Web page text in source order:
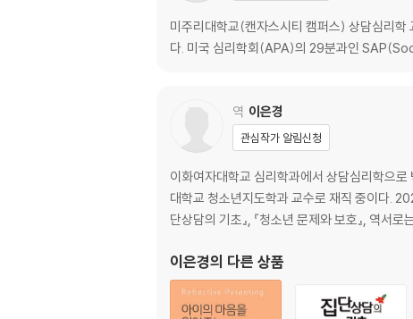
미주리대학교(캔자스시티 캠퍼스) 상담심리학
다. 미국 심리학회(APA)의 29분과인
역 이은경
관심작가 알림신청
이화여자대학교 심리학과에서 상담심리학으
대학교 청소년지도학과 교수로 재직 중이다.
단상담의 기초』, 『청소년 문제와 보호』, 역서로
이은경의 다른 상품